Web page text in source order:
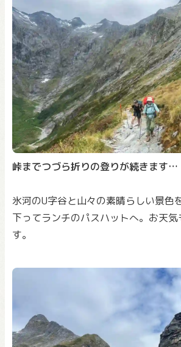
峠までつづら折りの登りが続きます…
氷河のU字谷と山々の素晴らしい景色
下ってランチのパスハットへ。お天
す。